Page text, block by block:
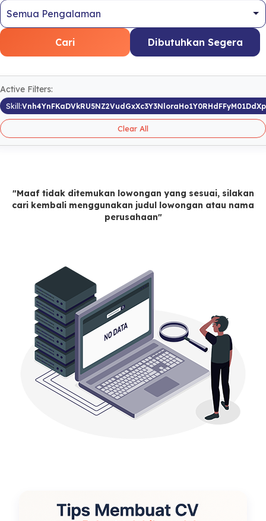
Cari Dibutuhkan Segera
Active Filters:
Skill:
Clear All
"Maaf tidak ditemukan lowongan yang sesuai, silakan
cari kembali menggunakan judul lowongan atau nama
perusahaan"